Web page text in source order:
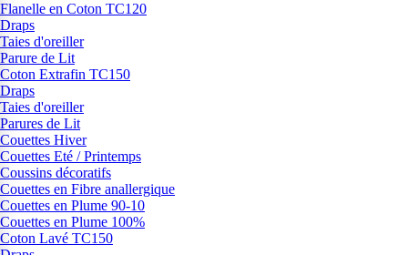
Flanelle en Coton TC120
Draps
Taies d'oreiller
Parure de Lit
Coton Extrafin TC150
Draps
Taies d'oreiller
Parures de Lit
Couettes Hiver
Couettes Eté / Printemps
Coussins décoratifs
Couettes en Fibre anallergique
Couettes en Plume 90-10
Couettes en Plume 100%
Coton Lavé TC150